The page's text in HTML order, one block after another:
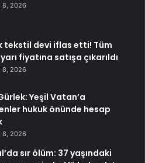
8, 2026
tekstil devi iflas etti! Tüm
fiyatına satışa çıkarıldı
8, 2026
Yeşil Vatan’a
hukuk önünde hesap
8, 2026
sır ölüm: 37 yaşındaki